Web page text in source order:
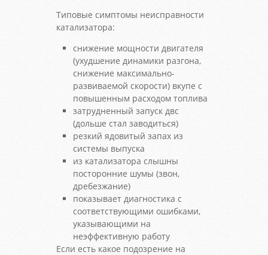
Типовые симптомы неисправности
катализатора:
снижение мощности двигателя
(ухудшение динамики разгона,
снижение максимально-
развиваемой скорости) вкупе с
повышенным расходом топлива
затрудненный запуск двс
(дольше стал заводиться)
резкий ядовитый запах из
системы выпуска
из катализатора слышны
посторонние шумы (звон,
дребезжание)
показывает диагностика с
соответствующими ошибками,
указывающими на
неэффективную работу
Если есть какое подозрение на